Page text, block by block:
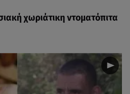
χωριάτικη ντοματόπιτα